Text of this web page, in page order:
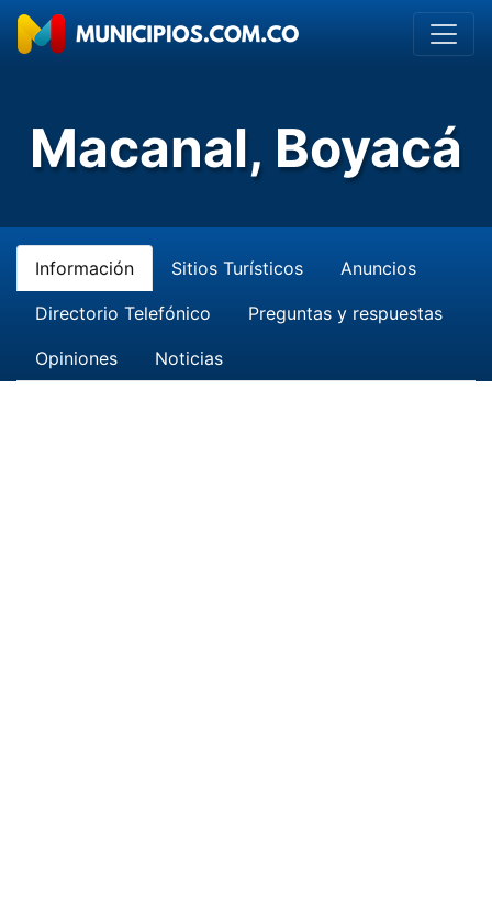
Macanal, Boyacá
Información Sitios Turísticos Anuncios
Directorio Telefónico Preguntas y respuestas
Opiniones Noticias